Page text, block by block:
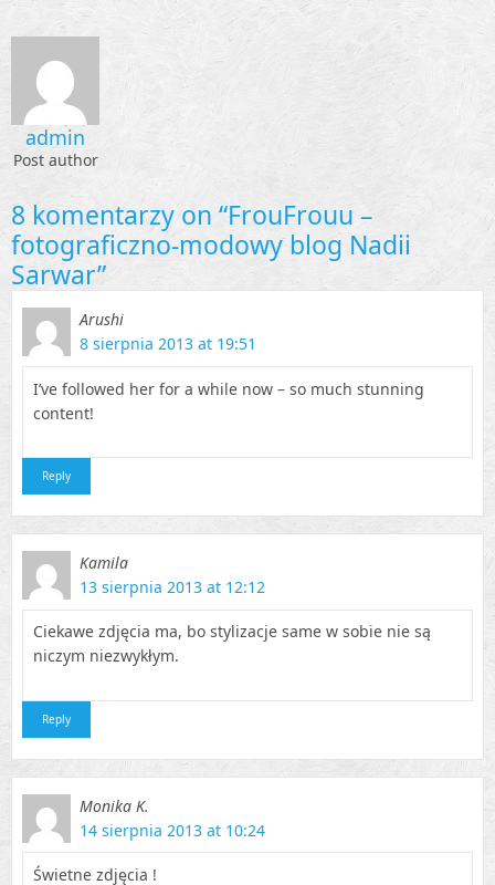
admin
Post author
8 komentarzy on “FrouFrouu –
fotograficzno-modowy blog Nadii
Sarwar”
Arushi
8 sierpnia 2013 at 19:51
I’ve followed her for a while now – so much stunning
content!
Reply
Kamila
13 sierpnia 2013 at 12:12
Ciekawe zdjęcia ma, bo stylizacje same w sobie nie są
niczym niezwykłym.
Reply
Monika K.
14 sierpnia 2013 at 10:24
Świetne zdjęcia !